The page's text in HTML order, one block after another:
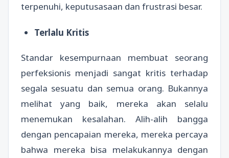
terpenuhi, keputusasaan dan frustrasi besar.
Terlalu Kritis
Standar kesempurnaan membuat seorang
perfeksionis menjadi sangat kritis terhadap
segala sesuatu dan semua orang. Bukannya
melihat yang baik, mereka akan selalu
menemukan kesalahan. Alih-alih bangga
dengan pencapaian mereka, mereka percaya
bahwa mereka bisa melakukannya dengan